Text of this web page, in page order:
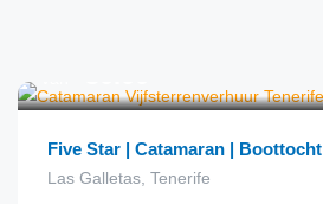
Five Star | Catamaran | Boottocht
Las Galletas, Tenerife